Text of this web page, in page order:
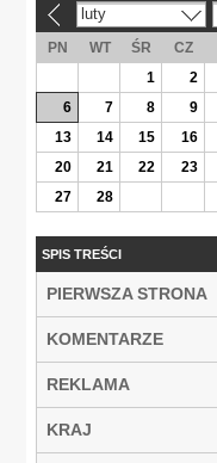
luty
PN WT ŚR CZ
1
2
6
7 8 9
13
14 15 16
20
21 22 23
27
28
SPIS TREŚCI
PIERWSZA STRONA
KOMENTARZE
REKLAMA
KRAJ